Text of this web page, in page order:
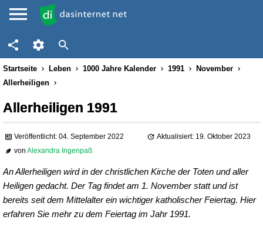
Startseite Leben 1000 Jahre Kalender 1991
November
Allerheiligen
Allerheiligen 1991
Veröffentlicht: 04. September 2022
Aktualisiert: 19. Oktober 2023
vonAlexandra Ingenpaß
An Allerheiligen wird in der christlichen Kirche der Toten und aller
Heiligen gedacht. Der Tag findet am 1. November statt und ist
bereits seit dem Mittelalter ein wichtiger katholischer Feiertag. Hier
erfahren Sie mehr zu dem Feiertag im Jahr 1991.